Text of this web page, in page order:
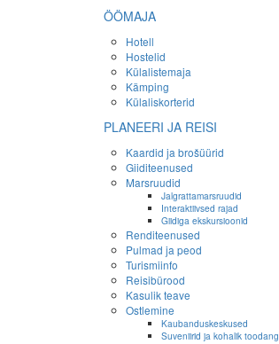
ÖÖMAJA
Hotell
Hostelid
Külalistemaja
Kämping
Külaliskorterid
PLANEERI JA REISI
Kaardid ja brošüürid
Giiditeenused
Marsruudid
Jalgrattamarsruudid
Interaktiivsed rajad
Giidiga ekskursioonid
Renditeenused
Pulmad ja peod
Turismiinfo
Reisibürood
Kasulik teave
Ostlemine
Kaubanduskeskused
Suveniirid ja kohalik toodang